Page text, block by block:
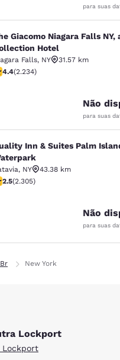
para suas
Niagara
Giacomo Niagara Falls NY,
Hotel
Falls, NY
31.57 km
4.37 estrelas.
4.4(2.234)
Não
para suas
& Suites Palm
Inn & Suites Palm
, NY
43.38 km
2.52 estrelas.
2.5(2.305)
Não
para suas
New York
Lockport
Lockport